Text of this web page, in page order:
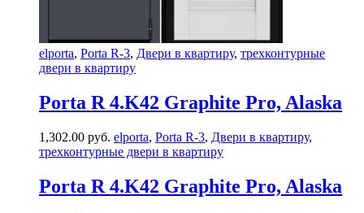
elporta, Porta R-3, Двери в квартиру, трехконтурные
двери в квартиру
Porta R 4.K42 Graphite Pro, Alaska
1,302.00 руб. elporta, Porta R-3, Двери в квартиру,
трехконтурные двери в квартиру
Porta R 4.K42 Graphite Pro, Alaska